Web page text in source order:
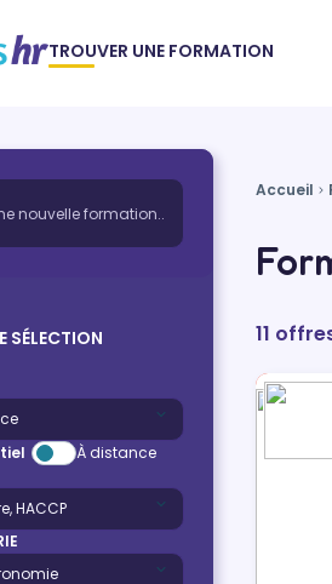
TROUVER UNE FORMATION
SÉLECTION
À distance
Accueil
11